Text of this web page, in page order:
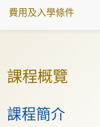
費用及入學條件
課程概覽
課程簡介